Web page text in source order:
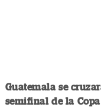
Guatemala se
semifinal de la